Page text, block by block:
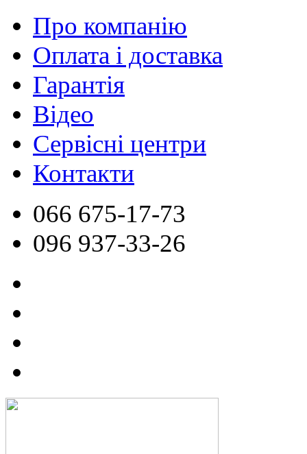
Про компанію
Оплата і доставка
Гарантія
Відео
Сервісні центри
Контакти
066 675-17-73
096 937-33-26